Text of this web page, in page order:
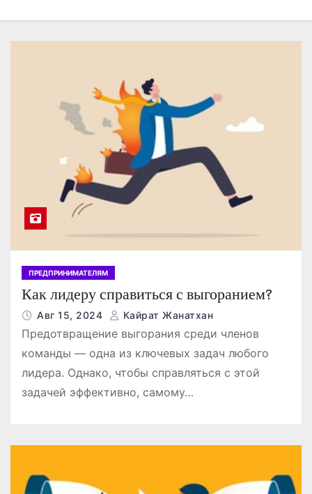
о
ПРЕДПРИНИМАТЕЛЯМ
Как лидеру справиться с выгоранием?
Авг 15, 2024 Кайрат Жанатхан
Предотвращение выгорания среди членов
команды — одна из ключевых задач любого
лидера. Однако, чтобы справляться с этой
задачей эффективно, самому…